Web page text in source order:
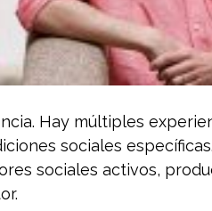
Hay múltiples
sociales
sociales activos,